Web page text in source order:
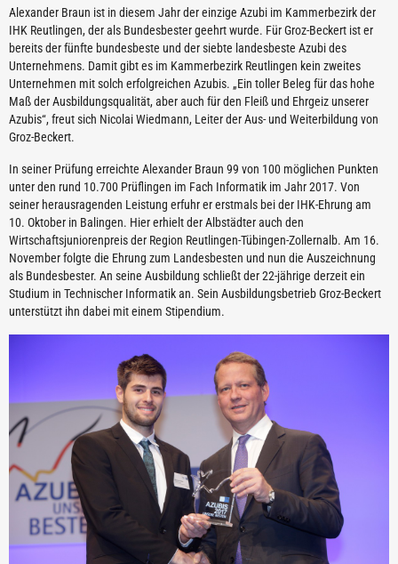
Alexander Braun ist in diesem Jahr der einzige Azubi im Kammerbezirk der
IHK Reutlingen, der als Bundesbester geehrt wurde. Für Groz-Beckert ist er
bereits der fünfte bundesbeste und der siebte landesbeste Azubi des
Unternehmens. Damit gibt es im Kammerbezirk Reutlingen kein zweites
Unternehmen mit solch erfolgreichen Azubis. „Ein toller Beleg für das hohe
Maß der Ausbildungsqualität, aber auch für den Fleiß und Ehrgeiz unserer
Azubis“, freut sich Nicolai Wiedmann, Leiter der Aus- und Weiterbildung von
Groz-Beckert.
In seiner Prüfung erreichte Alexander Braun 99 von 100 möglichen Punkten
unter den rund 10.700 Prüflingen im Fach Informatik im Jahr 2017. Von
seiner herausragenden Leistung erfuhr er erstmals bei der IHK-Ehrung am
10. Oktober in Balingen. Hier erhielt der Albstädter auch den
Wirtschaftsjuniorenpreis der Region Reutlingen-Tübingen-Zollernalb. Am 16.
November folgte die Ehrung zum Landesbesten und nun die Auszeichnung
als Bundesbester. An seine Ausbildung schließt der 22-jährige derzeit ein
Studium in Technischer Informatik an. Sein Ausbildungsbetrieb Groz-Beckert
unterstützt ihn dabei mit einem Stipendium.